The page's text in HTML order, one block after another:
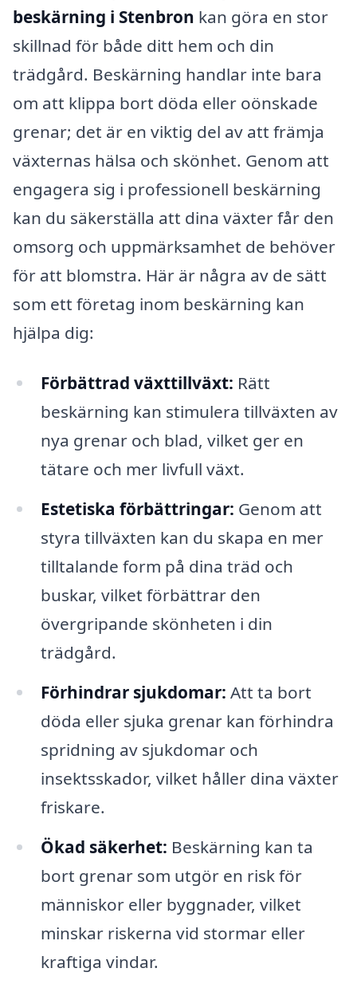
beskärning i Stenbron kan göra en stor
skillnad för både ditt hem och din
trädgård. Beskärning handlar inte bara
om att klippa bort döda eller oönskade
grenar; det är en viktig del av att främja
växternas hälsa och skönhet. Genom att
engagera sig i professionell beskärning
kan du säkerställa att dina växter får den
omsorg och uppmärksamhet de behöver
för att blomstra. Här är några av de sätt
som ett företag inom beskärning kan
hjälpa dig:
Förbättrad växttillväxt: Rätt
beskärning kan stimulera tillväxten av
nya grenar och blad, vilket ger en
tätare och mer livfull växt.
Estetiska förbättringar: Genom att
styra tillväxten kan du skapa en mer
tilltalande form på dina träd och
buskar, vilket förbättrar den
övergripande skönheten i din
trädgård.
Förhindrar sjukdomar: Att ta bort
döda eller sjuka grenar kan förhindra
spridning av sjukdomar och
insektsskador, vilket håller dina växter
friskare.
Ökad säkerhet: Beskärning kan ta
bort grenar som utgör en risk för
människor eller byggnader, vilket
minskar riskerna vid stormar eller
kraftiga vindar.